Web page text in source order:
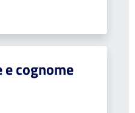
e cognome